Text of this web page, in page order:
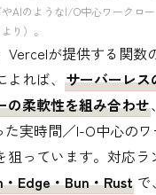
AIのようなI/O中心ワークロ
り）。
Vercelが提供する関数
れば、 サーバーレ
の柔軟性を組み合わせ
た実時間／I-O中心の
狙っています。対応ラ
Edge・Bun・Rust で